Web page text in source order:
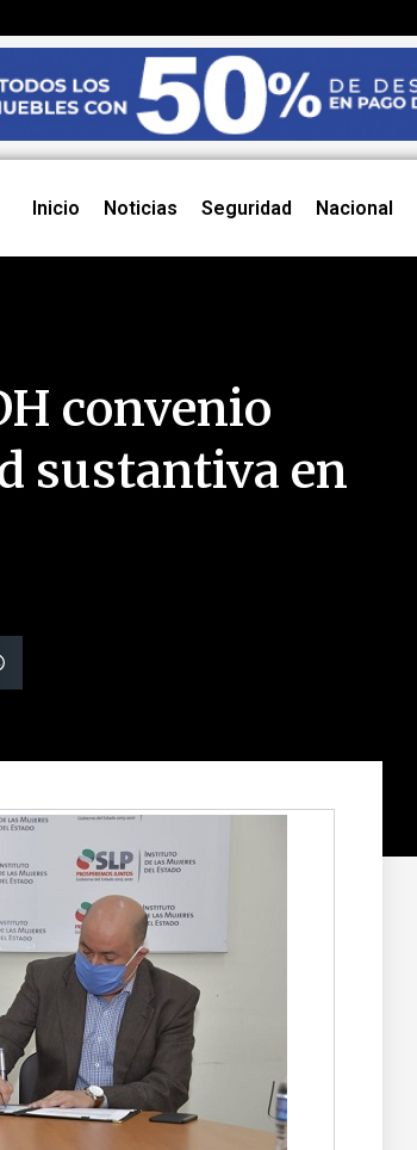
Inicio Noticias Seguridad Nacional
convenio
sustantiva en